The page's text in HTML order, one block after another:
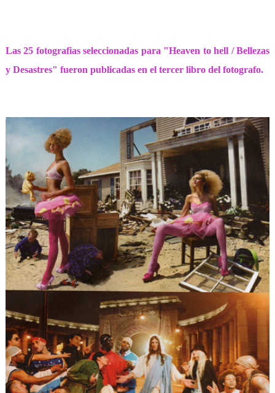
Las 25 fotografias seleccionadas para "Heaven to hell / Bellezas
y Desastres" fueron publicadas en el tercer libro del fotografo.